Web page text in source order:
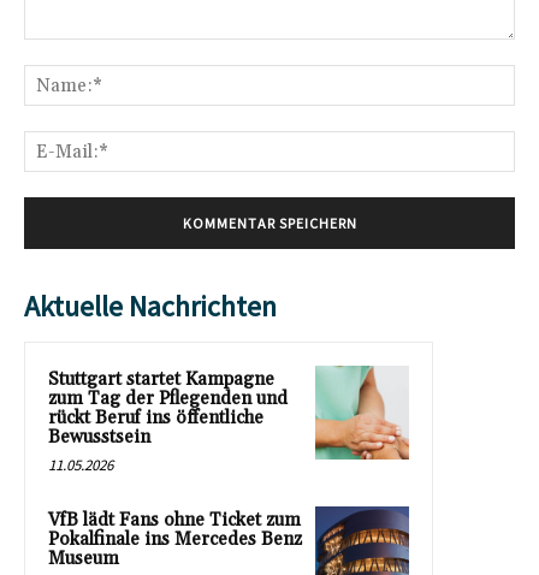
Aktuelle Nachrichten
Stuttgart startet Kampagne
zum Tag der Pflegenden und
rückt Beruf ins öffentliche
Bewusstsein
11.05.2026
VfB lädt Fans ohne Ticket zum
Pokalfinale ins Mercedes Benz
Museum